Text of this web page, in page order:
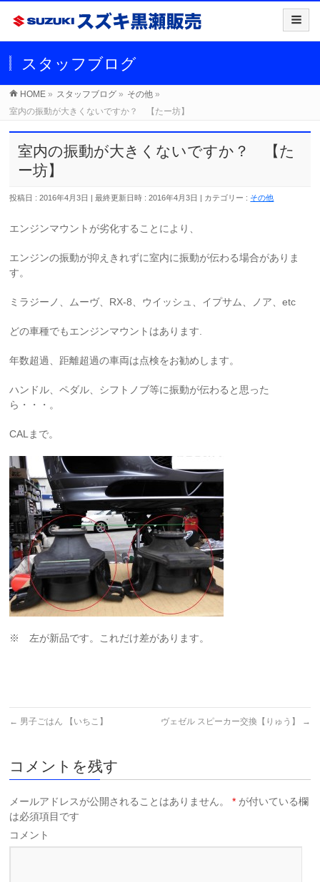
スタッフブログ
HOME » スタッフブログ » その他 »
室内の振動が大きくないですか？ 【たー坊】
室内の振動が大きくないですか？ 【た
ー坊】
投稿日 : 2016年4月3日 最終更新日時 : 2016年4月3日 カテゴリー : その他
エンジンマウントが劣化することにより、
エンジンの振動が抑えきれずに室内に振動が伝わる場合がありま
す。
ミラジーノ、ムーヴ、RX-8、ウイッシュ、イプサム、ノア、etc
どの車種でもエンジンマウントはあります.
年数超過、距離超過の車両は点検をお勧めします。
ハンドル、ペダル、シフトノブ等に振動が伝わると思った
ら・・・。
CALまで。
※ 左が新品です。これだけ差があります。
← 男子ごはん 【いちこ】 ヴェゼル スピーカー交換【りゅう】 →
コメントを残す
メールアドレスが公開されることはありません。 * が付いている欄
は必須項目です
コメント